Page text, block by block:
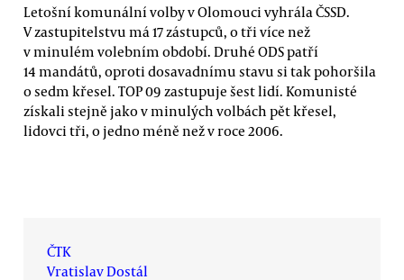
Letošní komunální volby v Olomouci vyhrála ČSSD.
V zastupitelstvu má 17 zástupců, o tři více než
v minulém volebním období. Druhé ODS patří
14 mandátů, oproti dosavadnímu stavu si tak pohoršila
o sedm křesel. TOP 09 zastupuje šest lidí. Komunisté
získali stejně jako v minulých volbách pět křesel,
lidovci tři, o jedno méně než v roce 2006.
ČTK
Vratislav Dostál